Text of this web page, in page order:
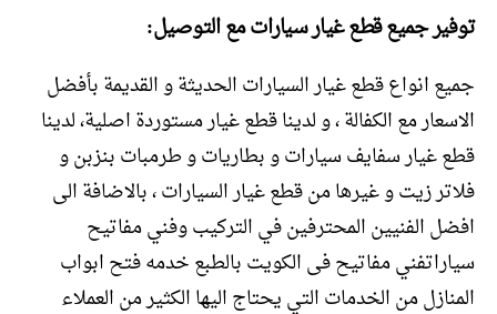
توفير جميع قطع غيار سياراتمع التوصيل:
جميع انواع قطع غيار السيارات الحديثة و القديمة بأفضل
الاسعار مع الكفالة ، و لدينا قطع غيار مستوردة اصلية، لدينا
قطع غيار سفايف سيارات و بطاريات و طرمبات بنزبن و
فلاتر زيت و غيرها من قطع غيار السيارات ، بالاضافة الى
افضل الفنيين المحترفين في التركيب وفني مفاتيح
سياراتفني مفاتيح فى الكويت بالطبع خدمه فتح ابواب
المنازل من الخدمات التي يحتاج اليها الكثير من العملاء